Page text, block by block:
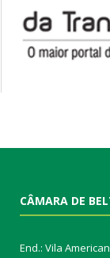
CÂMARA DE
End.: Vila